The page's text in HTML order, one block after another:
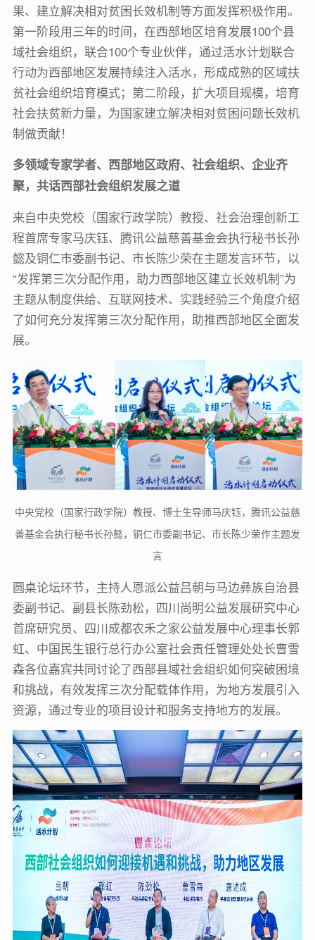
果、建立解决相对贫困长效机制等方面发挥积极作用。
第一阶段用三年的时间，在西部地区培育发展100个县
域社会组织，联合100个专业伙伴，通过活水计划联合
行动为西部地区发展持续注入活水，形成成熟的区域扶
贫社会组织培育模式；第二阶段，扩大项目规模，培育
社会扶贫新力量，为国家建立解决相对贫困问题长效机
制做贡献！
多领域专家学者、西部地区政府、社会组织、企业齐
聚，共话西部社会组织发展之道
来自中央党校（国家行政学院）教授、社会治理创新工
程首席专家马庆钰、腾讯公益慈善基金会执行秘书长孙
懿及铜仁市委副书记、市长陈少荣在主题发言环节，以
“发挥第三次分配作用，助力西部地区建立长效机制”为
主题从制度供给、互联网技术、实践经验三个角度介绍
了如何充分发挥第三次分配作用，助推西部地区全面发
展。
中央党校（国家行政学院）教授、博士生导师马庆钰，腾讯公益慈
善基金会执行秘书长孙懿，铜仁市委副书记、市长陈少荣作主题发
言
圆桌论坛环节，主持人恩派公益吕朝与马边彝族自治县
委副书记、副县长陈劲松，四川尚明公益发展研究中心
首席研究员、四川成都农禾之家公益发展中心理事长郭
虹、中国民生银行总行办公室社会责任管理处处长曹雪
森各位嘉宾共同讨论了西部县域社会组织如何突破困境
和挑战，有效发挥三次分配载体作用，为地方发展引入
资源，通过专业的项目设计和服务支持地方的发展。